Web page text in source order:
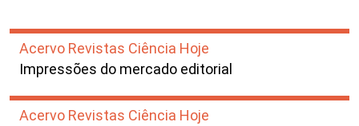
Acervo Revistas Ciência Hoje
Impressões do mercado editorial
Acervo Revistas Ciência Hoje